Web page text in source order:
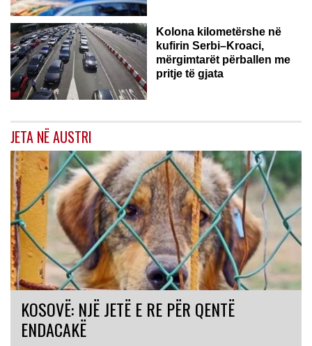
Kolona kilometërshe në
kufirin Serbi–Kroaci,
mërgimtarët përballen me
pritje të gjata
JETA NË AUSTRI
KOSOVË: NJË JETË E RE PËR QENTË
ENDACAKË